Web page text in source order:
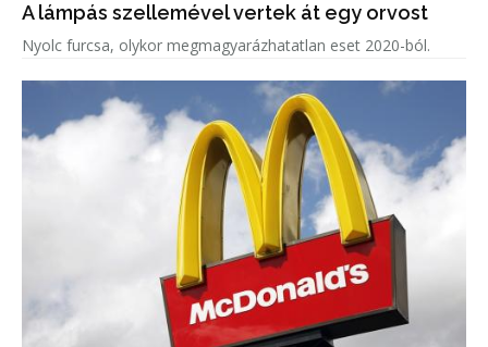
A lámpás szellemével vertek át egy orvost
Nyolc furcsa, olykor megmagyarázhatatlan eset 2020-ból.